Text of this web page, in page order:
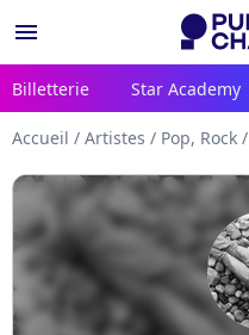
menu
Billetterie Star Academy
Accueil / Artistes / Pop, Rock /